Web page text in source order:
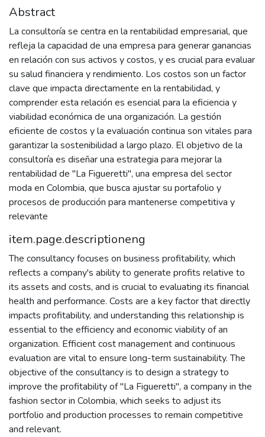
Abstract
La consultoría se centra en la rentabilidad empresarial, que
refleja la capacidad de una empresa para generar ganancias
en relación con sus activos y costos, y es crucial para evaluar
su salud financiera y rendimiento. Los costos son un factor
clave que impacta directamente en la rentabilidad, y
comprender esta relación es esencial para la eficiencia y
viabilidad económica de una organización. La gestión
eficiente de costos y la evaluación continua son vitales para
garantizar la sostenibilidad a largo plazo. El objetivo de la
consultoría es diseñar una estrategia para mejorar la
rentabilidad de "La Figueretti", una empresa del sector
moda en Colombia, que busca ajustar su portafolio y
procesos de producción para mantenerse competitiva y
relevante
item.page.descriptioneng
The consultancy focuses on business profitability, which
reflects a company's ability to generate profits relative to
its assets and costs, and is crucial to evaluating its financial
health and performance. Costs are a key factor that directly
impacts profitability, and understanding this relationship is
essential to the efficiency and economic viability of an
organization. Efficient cost management and continuous
evaluation are vital to ensure long-term sustainability. The
objective of the consultancy is to design a strategy to
improve the profitability of "La Figueretti", a company in the
fashion sector in Colombia, which seeks to adjust its
portfolio and production processes to remain competitive
and relevant.